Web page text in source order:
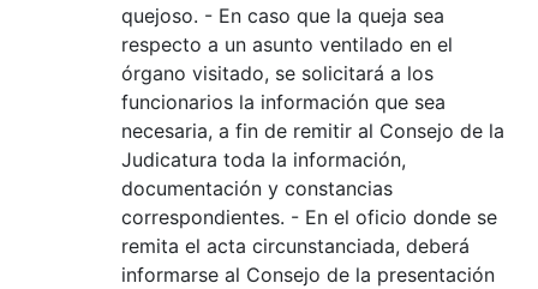
quejoso. - En caso que la queja sea
respecto a un asunto ventilado en el
órgano visitado, se solicitará a los
funcionarios la información que sea
necesaria, a fin de remitir al Consejo de la
Judicatura toda la información,
documentación y constancias
correspondientes. - En el oficio donde se
remita el acta circunstanciada, deberá
informarse al Consejo de la presentación